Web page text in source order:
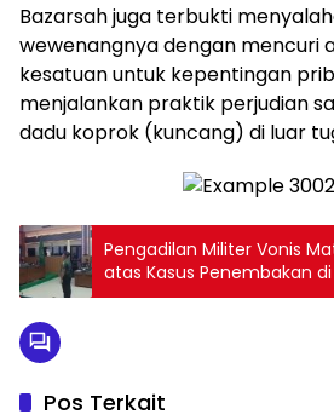
Bazarsah juga terbukti
wewenangnya dengan mencuri
kesatuan untuk kepentingan
menjalankan praktik perjudian
dadu koprok (kuncang) di luar
Pengadilan Militer Vonis
atas Kasus Penembakan
Pos Terkait